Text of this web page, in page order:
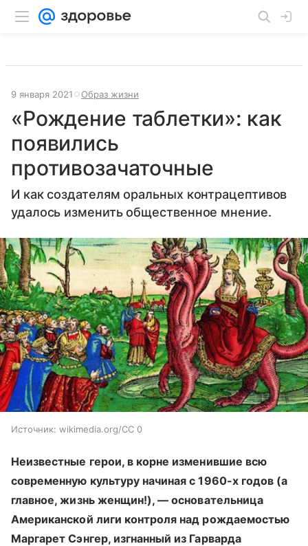
9 января 2021 Образ жизни
«Рождение таблетки»: как
появились
противозачаточные
И как создателям оральных контрацептивов
удалось изменить общественное мнение.
Источник: wikimedia.org/CC 0
Неизвестные герои, в корне изменившие всю
современную культуру начиная с 1960-х годов (а
главное, жизнь женщин!), — основательница
Американской лиги контроля над рождаемостью
Маргарет Сэнгер, изгнанный из Гарварда